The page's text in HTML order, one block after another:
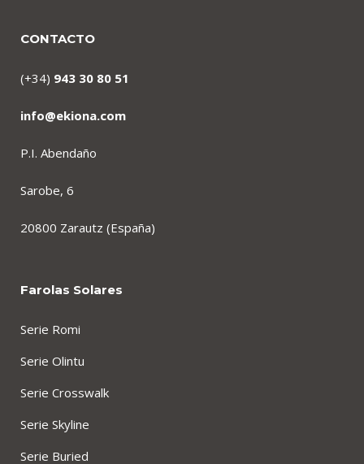
CONTACTO
(+34) 943 30 80 51
info@ekiona.com
P.I. Abendaño
Sarobe, 6
20800 Zarautz (España)
Farolas Solares
Serie Romi
Serie Olintu
Serie Crosswalk
Serie Skyline
Serie Buried